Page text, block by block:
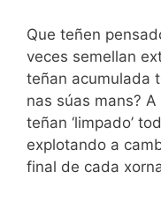
Que teñen
veces semellan
teñan acumulada
nas súas mans?
teñan ‘limpado’
explotando a
final de cada